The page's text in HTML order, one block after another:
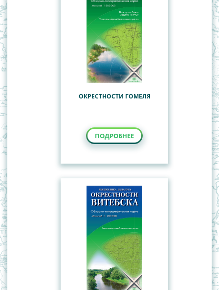
ОКРЕСТНОСТИ ГОМЕЛЯ
ПОДРОБНЕЕ